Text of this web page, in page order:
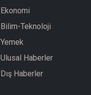
Ekonomi
Bilim-Teknoloji
Yemek
Ulusal Haberler
Dış Haberler